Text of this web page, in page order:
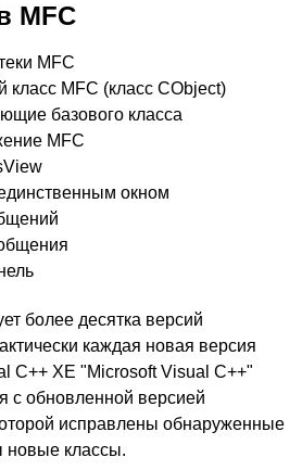
MFC
MFC
MFC (класс CObject)
базового класса
MFC
окном
более десятка версий
каждая новая версия
C++ XE "Microsoft Visual C++"
с обновленной версией
исправлены обнаруженные
новые классы.